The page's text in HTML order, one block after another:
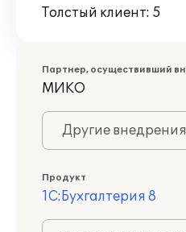
Толстый клиент: 5
Партнер, осуществивший
МИКО
Другие
Продукт
1С:Бухгалтерия 8